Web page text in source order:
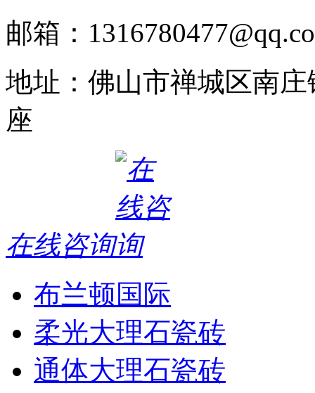
邮箱：
地址：佛山市禅城区南
座
在线咨询
布兰顿国际
柔光大理石瓷砖
通体大理石瓷砖